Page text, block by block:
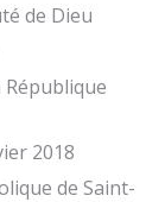
de Dieu
République
2018
de Saint-